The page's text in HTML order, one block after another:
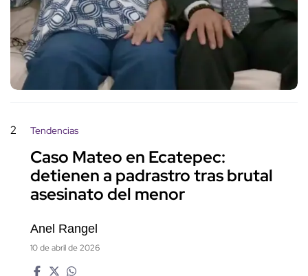
2 Tendencias
Caso Mateo en Ecatepec:
detienen a padrastro tras brutal
asesinato del menor
Anel Rangel
10 de abril de 2026